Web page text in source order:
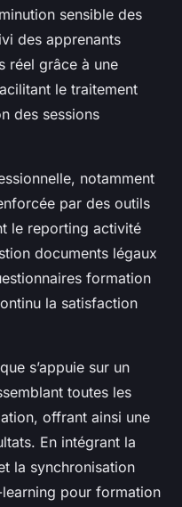
sensible des
des apprenants
réel grâce à une
le traitement
des sessions
notamment
par des outils
le reporting activité
documents légaux
formation
la satisfaction
s’appuie sur un
toutes les
offrant ainsi une
En intégrant la
la synchronisation
pour formation